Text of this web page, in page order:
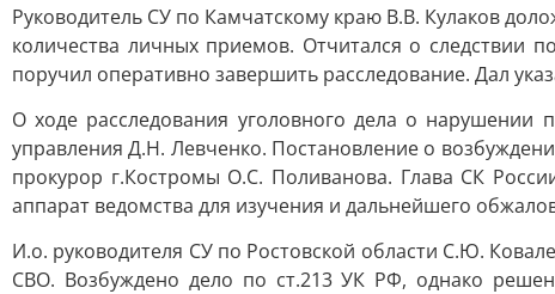
Руководитель СУ по Камчатскому краю В.В. Кулаков
количества личных приемов. Отчитался о следствии
поручил оперативно завершить расследование. Дал
О ходе расследования уголовного дела о нарушении
управления Д.Н. Левченко. Постановление о
прокурор г.Костромы О.С. Поливанова. Глава СК
аппарат ведомства для изучения и дальнейшего
И.о. руководителя СУ по Ростовской области С.Ю.
СВО. Возбуждено дело по ст.213 УК РФ, однако